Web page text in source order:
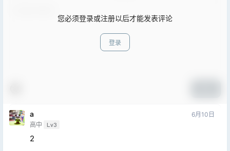
您必须登录或注册以后才能发表评论
登录
a
高中 Lv3
6月10日
2